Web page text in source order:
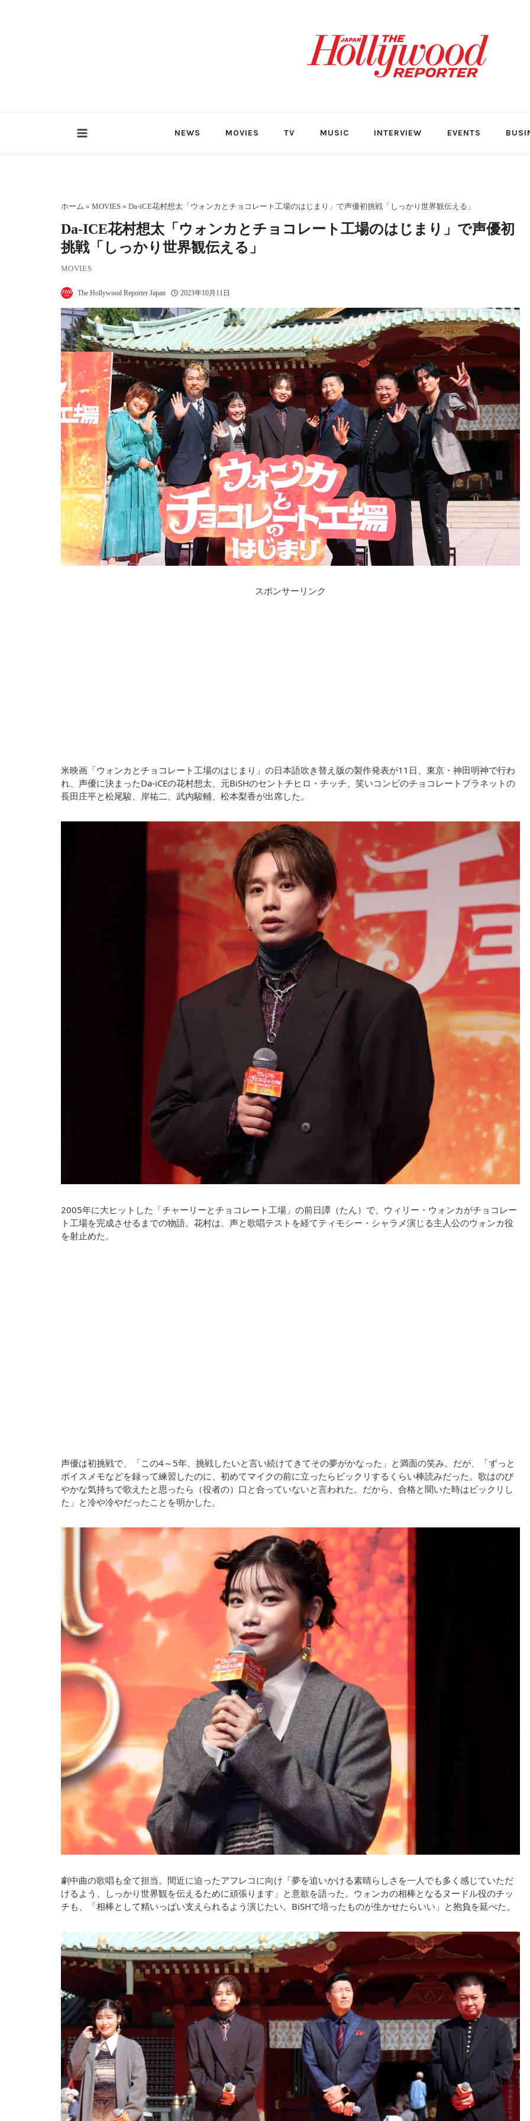
NEWS MOVIES TV MUSIC INTERVIEW EVENTS
ホーム » MOVIES» Da-iCE花村想太「ウォンカとチョコレート工場のはじまり」で声優初挑戦「しっかり世界観伝える」
Da-ICE花村想太「ウォンカとチョコレート工場のはじまり」で声優初
挑戦「しっかり世界観伝える」
MOVIES
The Hollywood Reporter Japan 2023年10月11日
スポンサーリンク
米映画「ウォンカとチョコレート工場のはじまり」の日本語吹き替え版の製作発表が11日、東京・神田明神で行わ
れ、声優に決まったDa-iCEの花村想太、元BiSHのセントチヒロ・チッチ、笑いコンビのチョコレートプラネットの
長田庄平と松尾駿、岸祐二、武内駿輔、松本梨香が出席した。
2005年に大ヒットした「チャーリーとチョコレート工場」の前日譚（たん）で、ウィリー・ウォンカがチョコレー
ト工場を完成させるまでの物語。花村は、声と歌唱テストを経てティモシー・シャラメ演じる主人公のウォンカ役
を射止めた。
声優は初挑戦で、「この4～5年、挑戦したいと言い続けてきてその夢がかなった」と満面の笑み。だが、「ずっと
ボイスメモなどを録って練習したのに、初めてマイクの前に立ったらビックリするくらい棒読みだった。歌はのび
やかな気持ちで歌えたと思ったら（役者の）口と合っていないと言われた。だから、合格と聞いた時はビックリし
た」と冷や冷やだったことを明かした。
劇中曲の歌唱も全て担当。間近に迫ったアフレコに向け「夢を追いかける素晴らしさを一人でも多く感じていただ
けるよう、しっかり世界観を伝えるために頑張ります」と意欲を語った。ウォンカの相棒となるヌードル役のチッ
チも、「相棒として精いっぱい支えられるよう演じたい。BiSHで培ったものが生かせたらいい」と抱負を延べた。